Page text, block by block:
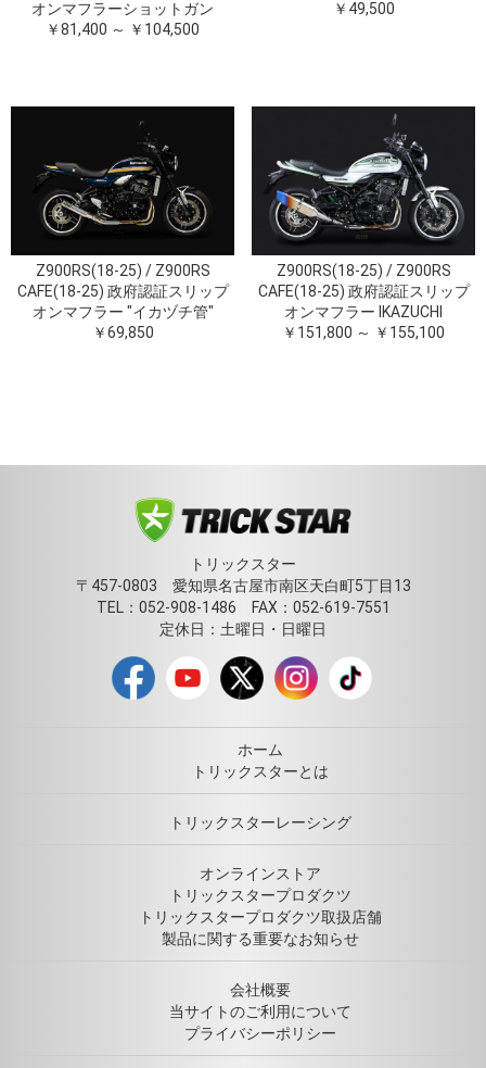
オンマフラーショットガン
￥81,400 ～ ￥104,500
￥49,500
Z900RS(18-25) / Z900RS
CAFE(18-25) 政府認証スリップ
オンマフラー "イカヅチ管"
￥69,850
Z900RS(18-25) / Z900RS
CAFE(18-25) 政府認証スリップ
オンマフラー IKAZUCHI
￥151,800 ～ ￥155,100
トリックスター
〒457-0803 愛知県名古屋市南区天白町5丁目13
TEL：052-908-1486 FAX：052-619-7551
定休日：土曜日・日曜日
ホーム
トリックスターとは
トリックスターレーシング
オンラインストア
トリックスタープロダクツ
トリックスタープロダクツ取扱店舗
製品に関する重要なお知らせ
会社概要
当サイトのご利用について
プライバシーポリシー